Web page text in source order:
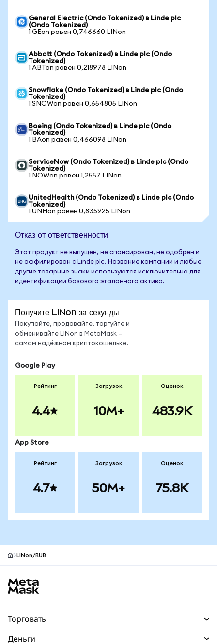
General Electric (Ondo Tokenized) в Linde plc
(Ondo Tokenized)
1 GEon равен 0,746660 LINon
Abbott (Ondo Tokenized) в Linde plc (Ondo
Tokenized)
1 ABTon равен 0,218978 LINon
Snowflake (Ondo Tokenized) в Linde plc (Ondo
Tokenized)
1 SNOWon равен 0,654805 LINon
Boeing (Ondo Tokenized) в Linde plc (Ondo
Tokenized)
1 BAon равен 0,466098 LINon
ServiceNow (Ondo Tokenized) в Linde plc (Ondo
Tokenized)
1 NOWon равен 1,2557 LINon
UnitedHealth (Ondo Tokenized) в Linde plc (Ondo
Tokenized)
1 UNHon равен 0,835925 LINon
Отказ от ответственности
Этот продукт не выпущен, не спонсирован, не одобрен и
не аффилирован с Linde plc. Название компании и любые
другие товарные знаки используются исключительно для
идентификации базового эталонного актива.
Получите LINon за секунды
Покупайте, продавайте, торгуйте и
обменивайте LINon в MetaMask —
самом надёжном криптокошельке.
Google Play
Рейтинг
4.4
Загрузок
10M+
Оценок
483.9K
App Store
Рейтинг
4.7
Загрузок
50M+
Оценок
75.8K
LINon/RUB
Торговать
Деньги